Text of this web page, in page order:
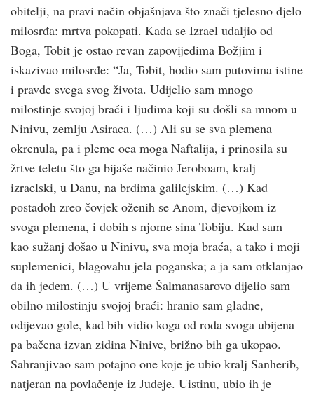
obitelji, na pravi način objašnjava što znači tjelesno djelo
milosrđa: mrtva pokopati. Kada se Izrael udaljio od
Boga, Tobit je ostao revan zapovijedima Božjim i
iskazivao milosrđe: “Ja, Tobit, hodio sam putovima istine
i pravde svega svog života. Udijelio sam mnogo
milostinje svojoj braći i ljudima koji su došli sa mnom u
Ninivu, zemlju Asiraca. (…) Ali su se sva plemena
okrenula, pa i pleme oca moga Naftalija, i prinosila su
žrtve teletu što ga bijaše načinio Jeroboam, kralj
izraelski, u Danu, na brdima galilejskim. (…) Kad
postadoh zreo čovjek oženih se Anom, djevojkom iz
svoga plemena, i dobih s njome sina Tobiju. Kad sam
kao sužanj došao u Ninivu, sva moja braća, a tako i moji
suplemenici, blagovahu jela poganska; a ja sam otklanjao
da ih jedem. (…) U vrijeme Šalmanasarovo dijelio sam
obilno milostinju svojoj braći: hranio sam gladne,
odijevao gole, kad bih vidio koga od roda svoga ubijena
pa bačena izvan zidina Ninive, brižno bih ga ukopao.
Sahranjivao sam potajno one koje je ubio kralj Sanherib,
natjeran na povlačenje iz Judeje. Uistinu, ubio ih je